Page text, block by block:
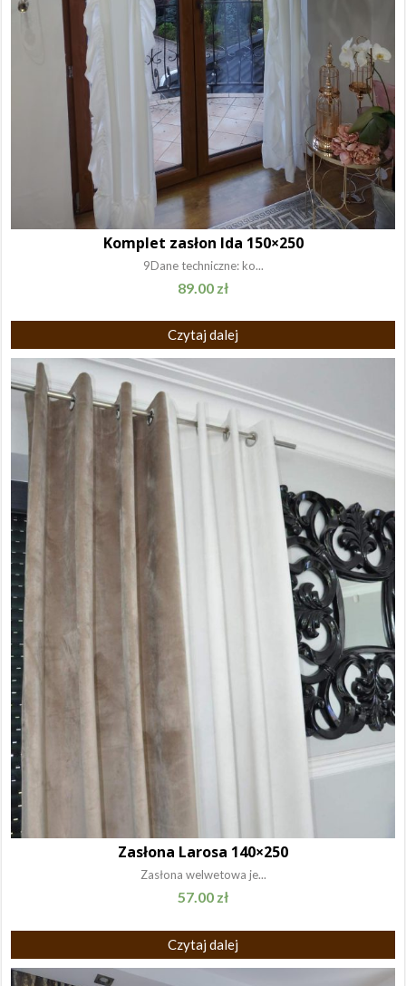
Komplet zasłon Ida 150×250
9Dane techniczne: ko...
89.00 zł
Czytaj dalej
Zasłona Larosa 140×250
Zasłona welwetowa je...
57.00 zł
Czytaj dalej